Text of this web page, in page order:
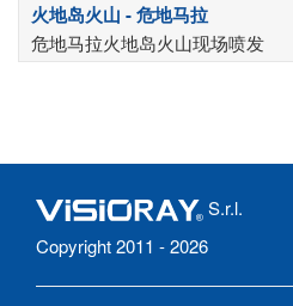
火地岛火山 - 危地马拉
危地马拉火地岛火山现场喷发
S.r.l.
Copyright 2011 - 2026